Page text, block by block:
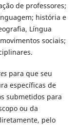
de professores;
história e
Língua
sociais;
para que seu
específicas de
submetidos para
ou da
pelo